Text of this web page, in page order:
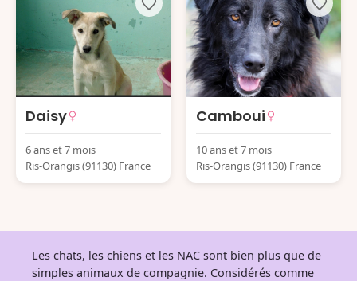
Daisy
6 ans et 7 mois
Ris-Orangis (91130) France
Camboui
10 ans et 7 mois
Ris-Orangis (91130) France
Les chats, les chiens et les NAC sont bien plus que de
simples animaux de compagnie. Considérés comme